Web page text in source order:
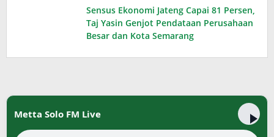
Sensus Ekonomi Jateng Capai 81 Persen,
Taj Yasin Genjot Pendataan Perusahaan
Besar dan Kota Semarang
Metta Solo FM Live